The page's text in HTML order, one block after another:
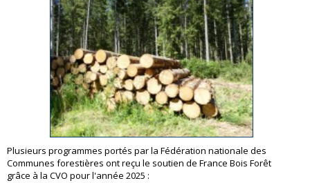
Plusieurs programmes portés par la Fédération nationale des
Communes forestières ont reçu le soutien de France Bois Forêt
grâce à la CVO pour l'année 2025 :